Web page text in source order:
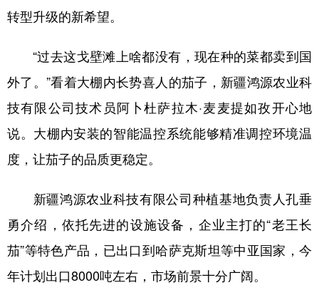
转型升级的新希望。
“过去这戈壁滩上啥都没有，现在种的菜都卖到国
外了。”看着大棚内长势喜人的茄子，新疆鸿源农业科
技有限公司技术员阿卜杜萨拉木·麦麦提如孜开心地
说。大棚内安装的智能温控系统能够精准调控环境温
度，让茄子的品质更稳定。
新疆鸿源农业科技有限公司种植基地负责人孔垂
勇介绍，依托先进的设施设备，企业主打的“老王长
茄”等特色产品，已出口到哈萨克斯坦等中亚国家，今
年计划出口8000吨左右，市场前景十分广阔。